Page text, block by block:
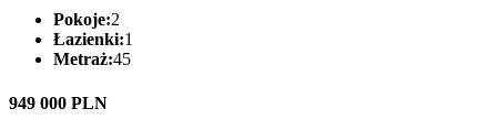
Pokoje:2
Łazienki:1
Metraż:45
949 000 PLN